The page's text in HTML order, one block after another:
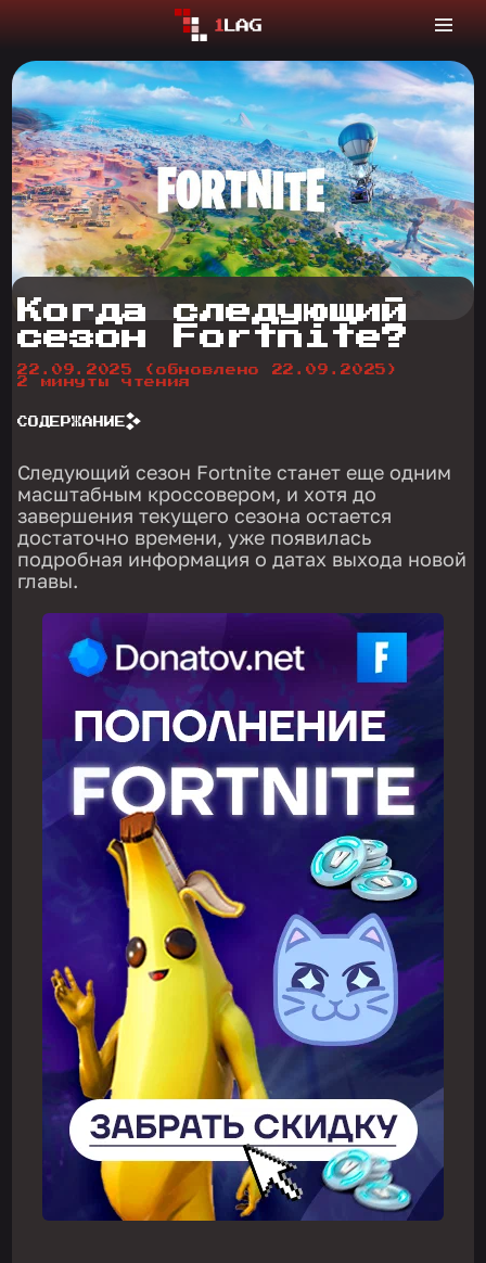
Когда следующий
сезон Fortnite?
22.09.2025
(обновлено 22.09.2025)
2 минуты чтения
СОДЕРЖАНИЕ
Следующий сезон Fortnite станет еще одним
масштабным кроссовером, и хотя до
завершения текущего сезона остается
достаточно времени, уже появилась
подробная информация о датах выхода новой
главы.